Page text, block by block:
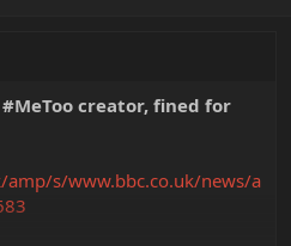
creator, fined for
s/www.bbc.co.uk/news/a